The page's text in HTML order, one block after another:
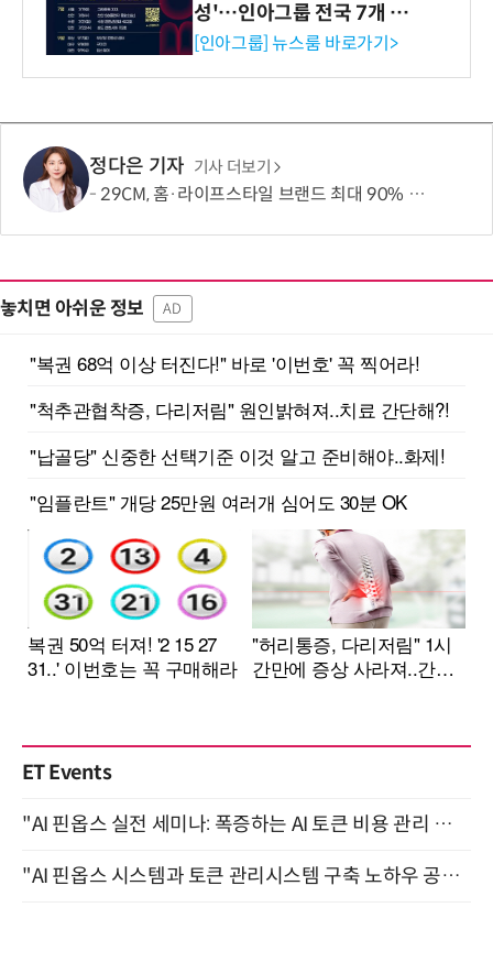
성'…인아그룹 전국 7개 도
시 세미나 페어 개최
[인아그룹] 뉴스룸 바로가기>
정다은 기자 기사 더보기
29CM, 홈·라이프스타일 브랜드 최대 90% 할인 '이구홈위크' 실시
놓치면 아쉬운 정보 AD
ET Events
"AI 핀옵스 실전 세미나: 폭증하는 AI 토큰 비용 관리 전략" 8월 21일 개최
"AI 핀옵스 시스템과 토큰 관리시스템 구축 노하우 공개" 잠실 한국광고문화회관 2층 대회의실 (8/21)